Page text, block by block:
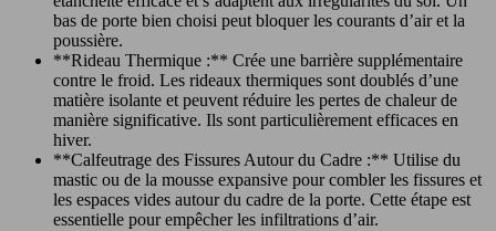
bas de porte bien choisi peut bloquer les courants d’air et la
poussière.
**Rideau Thermique :** Crée une barrière supplémentaire
contre le froid. Les rideaux thermiques sont doublés d’une
matière isolante et peuvent réduire les pertes de chaleur de
manière significative. Ils sont particulièrement efficaces en
hiver.
**Calfeutrage des Fissures Autour du Cadre :** Utilise du
mastic ou de la mousse expansive pour combler les fissures et
les espaces vides autour du cadre de la porte. Cette étape est
essentielle pour empêcher les infiltrations d’air.